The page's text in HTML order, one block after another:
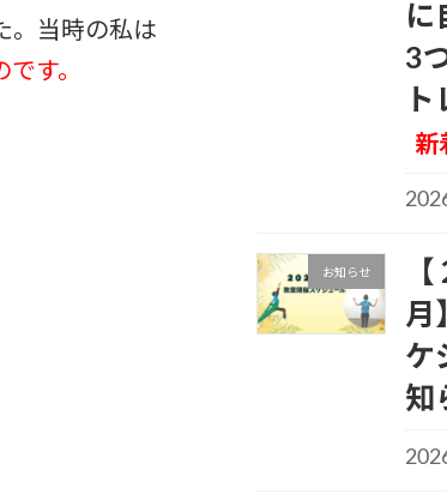
。当時の私は
す。
に
3
新
お知らせ
月
ケ
知